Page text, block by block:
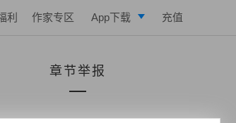
利 作家专区 App下载
写作助手
充值
章节举报